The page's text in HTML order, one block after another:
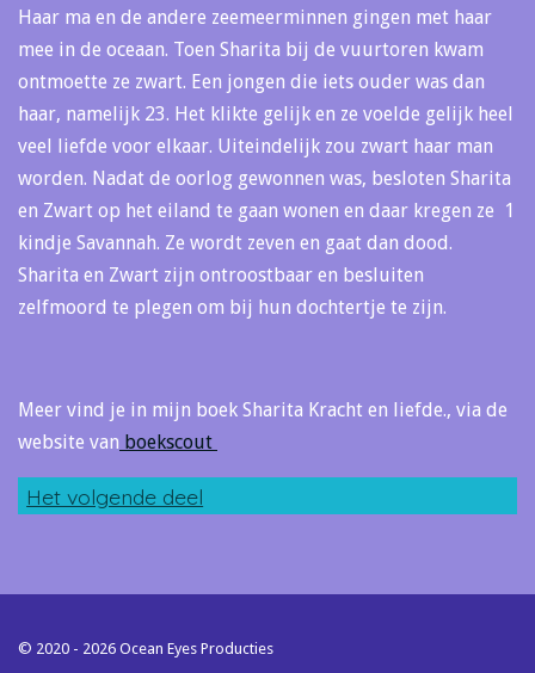
Haar ma en de andere zeemeerminnen gingen met haar
mee in de oceaan. Toen Sharita bij de vuurtoren kwam
ontmoette ze zwart. Een jongen die iets ouder was dan
haar, namelijk 23. Het klikte gelijk en ze voelde gelijk heel
veel liefde voor elkaar. Uiteindelijk zou zwart haar man
worden. Nadat de oorlog gewonnen was, besloten Sharita
en Zwart op het eiland te gaan wonen en daar kregen ze 1
kindje Savannah. Ze wordt zeven en gaat dan dood.
Sharita en Zwart zijn ontroostbaar en besluiten
zelfmoord te plegen om bij hun dochtertje te zijn.
Meer vind je in mijn boek Sharita Kracht en liefde., via de
website van boekscout
Het volgende deel
© 2020 - 2026 Ocean Eyes Producties